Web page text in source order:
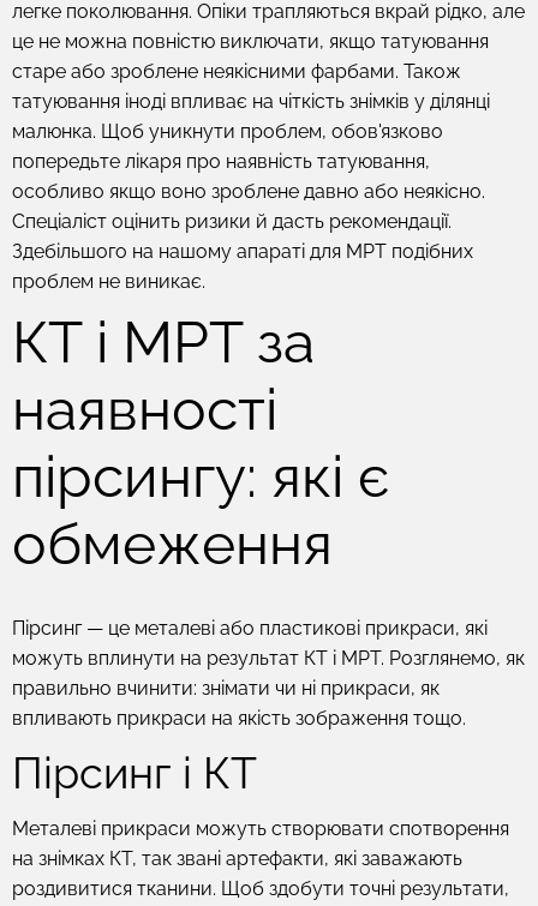
легке поколювання. Опіки трапляються вкрай рідко, але
це не можна повністю виключати, якщо татуювання
старе або зроблене неякісними фарбами. Також
татуювання іноді впливає на чіткість знімків у ділянці
малюнка. Щоб уникнути проблем, обов'язково
попередьте лікаря про наявність татуювання,
особливо якщо воно зроблене давно або неякісно.
Спеціаліст оцінить ризики й дасть рекомендації.
Здебільшого на нашому апараті для МРТ подібних
проблем не виникає.
КТ і МРТ за
наявності
пірсингу: які є
обмеження
Пірсинг — це металеві або пластикові прикраси, які
можуть вплинути на результат КТ і МРТ. Розглянемо, як
правильно вчинити: знімати чи ні прикраси, як
впливають прикраси на якість зображення тощо.
Пірсинг і КТ
Металеві прикраси можуть створювати спотворення
на знімках КТ, так звані артефакти, які заважають
роздивитися тканини. Щоб здобути точні результати,